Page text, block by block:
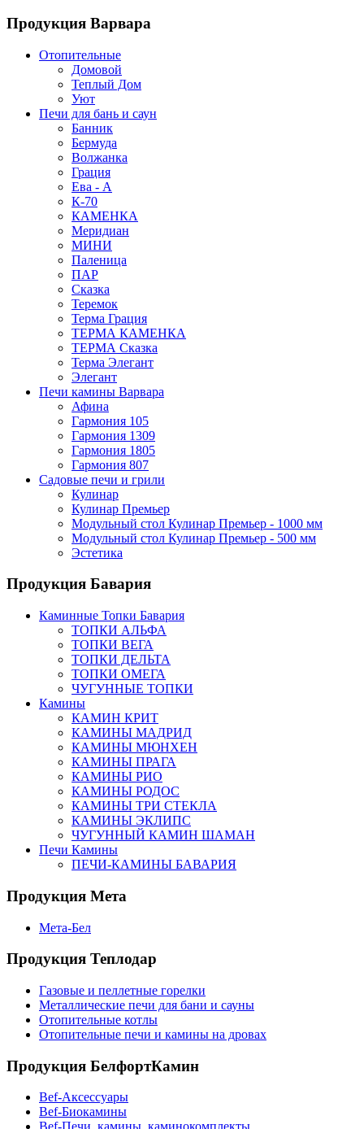
Продукция Варвара
Отопительные
Домовой
Теплый Дом
Уют
Печи для бань и саун
Банник
Бермуда
Волжанка
Грация
Ева - А
К-70
КАМЕНКА
Меридиан
МИНИ
Паленица
ПАР
Сказка
Теремок
Терма Грация
ТЕРМА КАМЕНКА
ТЕРМА Сказка
Терма Элегант
Элегант
Печи камины Варвара
Афина
Гармония 105
Гармония 1309
Гармония 1805
Гармония 807
Садовые печи и грили
Кулинар
Кулинар Премьер
Модульный стол Кулинар Премьер - 1000 мм
Модульный стол Кулинар Премьер - 500 мм
Эстетика
Продукция Бавария
Каминные Топки Бавария
ТОПКИ АЛЬФА
ТОПКИ ВЕГА
ТОПКИ ДЕЛЬТА
ТОПКИ ОМЕГА
ЧУГУННЫЕ ТОПКИ
Камины
КАМИН КРИТ
КАМИНЫ МАДРИД
КАМИНЫ МЮНХЕН
КАМИНЫ ПРАГА
КАМИНЫ РИО
КАМИНЫ РОДОС
КАМИНЫ ТРИ СТЕКЛА
КАМИНЫ ЭКЛИПС
ЧУГУННЫЙ КАМИН ШАМАН
Печи Камины
ПЕЧИ-КАМИНЫ БАВАРИЯ
Продукция Мета
Мета-Бел
Продукция Теплодар
Газовые и пеллетные горелки
Металлические печи для бани и сауны
Отопительные котлы
Отопительные печи и камины на дровах
Продукция БелфортКамин
Bef-Аксессуары
Bef-Биокамины